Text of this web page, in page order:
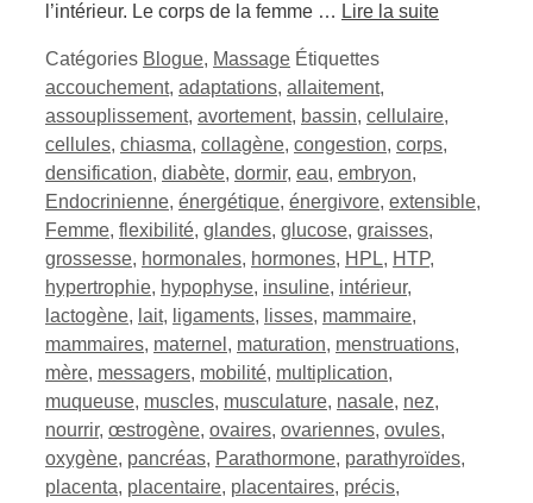
l’intérieur. Le corps de la femme … Lire la suite
Catégories Blogue, Massage Étiquettes
accouchement, adaptations, allaitement,
assouplissement, avortement, bassin, cellulaire,
cellules, chiasma, collagène, congestion, corps,
densification, diabète, dormir, eau, embryon,
Endocrinienne, énergétique, énergivore, extensible,
Femme, flexibilité, glandes, glucose, graisses,
grossesse, hormonales, hormones, HPL, HTP,
hypertrophie, hypophyse, insuline, intérieur,
lactogène, lait, ligaments, lisses, mammaire,
mammaires, maternel , maturation, menstruations,
mère, messagers, mobilité, multiplication,
muqueuse, muscles, musculature, nasale, nez,
nourrir, œstrogène, ovaires, ovariennes, ovules,
oxygène, pancréas, Parathormone, parathyroïdes,
placenta, placentaire, placentaires, précis,